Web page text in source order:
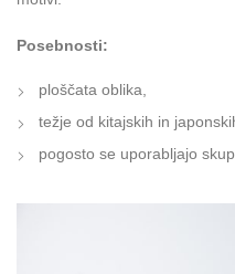
Posebnosti:
ploščata oblika,
težje od kitajskih in
pogosto se uporabljajo